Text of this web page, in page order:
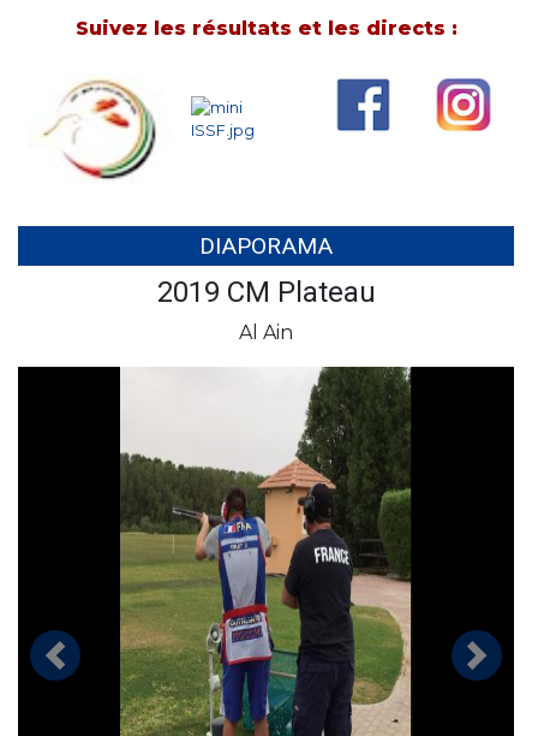
Suivez les résultats et les directs :
DIAPORAMA
2019 CM Plateau
Al Ain
Précédent